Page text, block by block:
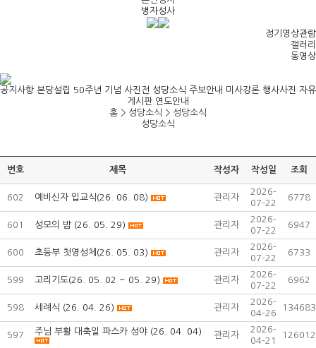
병자성사
정기영상관람
갤러리
동영상
공지사항 본당설립 50주년 기념 사진전 성당소식 주보안내 미사강론 행사사진 자유
게시판 연도안내
홈 > 성당소식 > 성당소식
성당소식
번호 제목 작성자 작성일 조회
602 예비신자 입교식(26. 06. 08) 관리자
2026-
07-22
6778
601 성모의 밤 (26. 05. 29) 관리자
2026-
07-22
6947
600 초등부 첫영성체(26. 05. 03) 관리자
2026-
07-22
6733
599 고리기도(26. 05. 02 ~ 05. 29) 관리자
2026-
07-22
6962
598 세례식 (26. 04. 26) 관리자
2026-
04-26
134683
597 주님 부활 대축일 파스카 성야 (26. 04. 04) 관리자
2026-
04-21
126012